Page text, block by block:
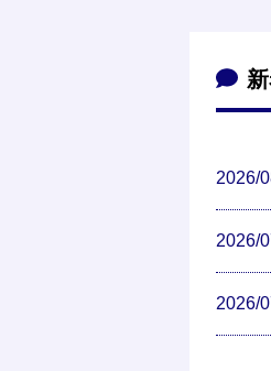
2026/
2026/
2026/